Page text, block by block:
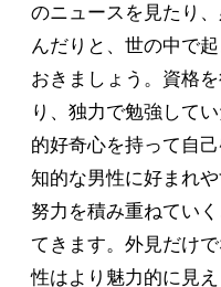
のニュースを見たり
んだりと、世の中で
おきましょう。資格
り、独力で勉強して
的好奇心を持って自
知的な男性に好まれ
努力を積み重ねてい
てきます。外見だけ
性はより魅力的に見え